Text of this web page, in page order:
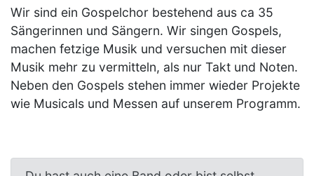
Wir sind ein Gospelchor bestehend aus ca 35
Sängerinnen und Sängern. Wir singen Gospels,
machen fetzige Musik und versuchen mit dieser
Musik mehr zu vermitteln, als nur Takt und Noten.
Neben den Gospels stehen immer wieder Projekte
wie Musicals und Messen auf unserem Programm.